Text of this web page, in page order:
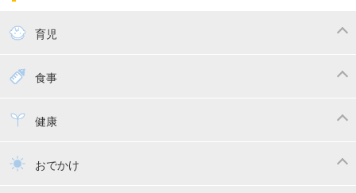
育児
赤ちゃんのお世話
寝かしつけ
トイトレ
食事
離乳食健康
乳幼児健診・予防接種
おでかけ